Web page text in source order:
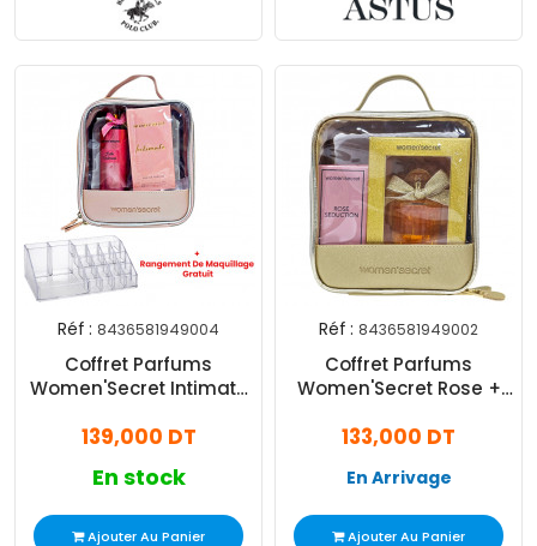
Réf : 8436581949004
Coffret Parfums
Women'Secret Intimate
139,000 DT
En stock
Ajouter Au Panier
Réf : 8436581949002
Coffret Parfums
Women'Secret Rose +
133,000 DT
En Arrivage
Ajouter Au Panier